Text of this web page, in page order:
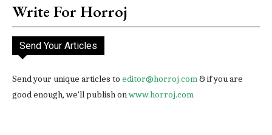
Write For Horroj
Send Your Articles
Send your unique articles to editor@horroj.com& if you are
good enough, we'll publish onwww.horroj.com